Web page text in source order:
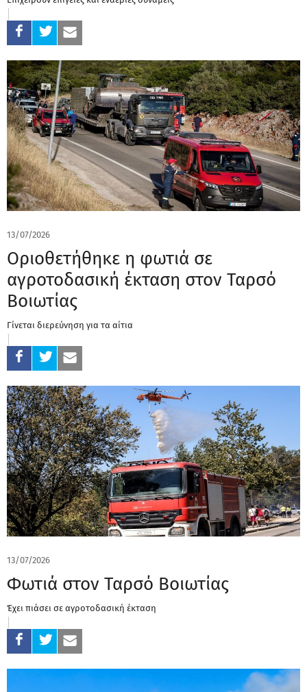
13/07/2026
Οριοθετήθηκε η φωτιά σε
αγροτοδασική έκταση στον Ταρσό
Βοιωτίας
Γίνεται διερεύνηση για τα αίτια
13/07/2026
Φωτιά στον Ταρσό Βοιωτίας
Έχει πιάσει σε αγροτοδασική έκταση